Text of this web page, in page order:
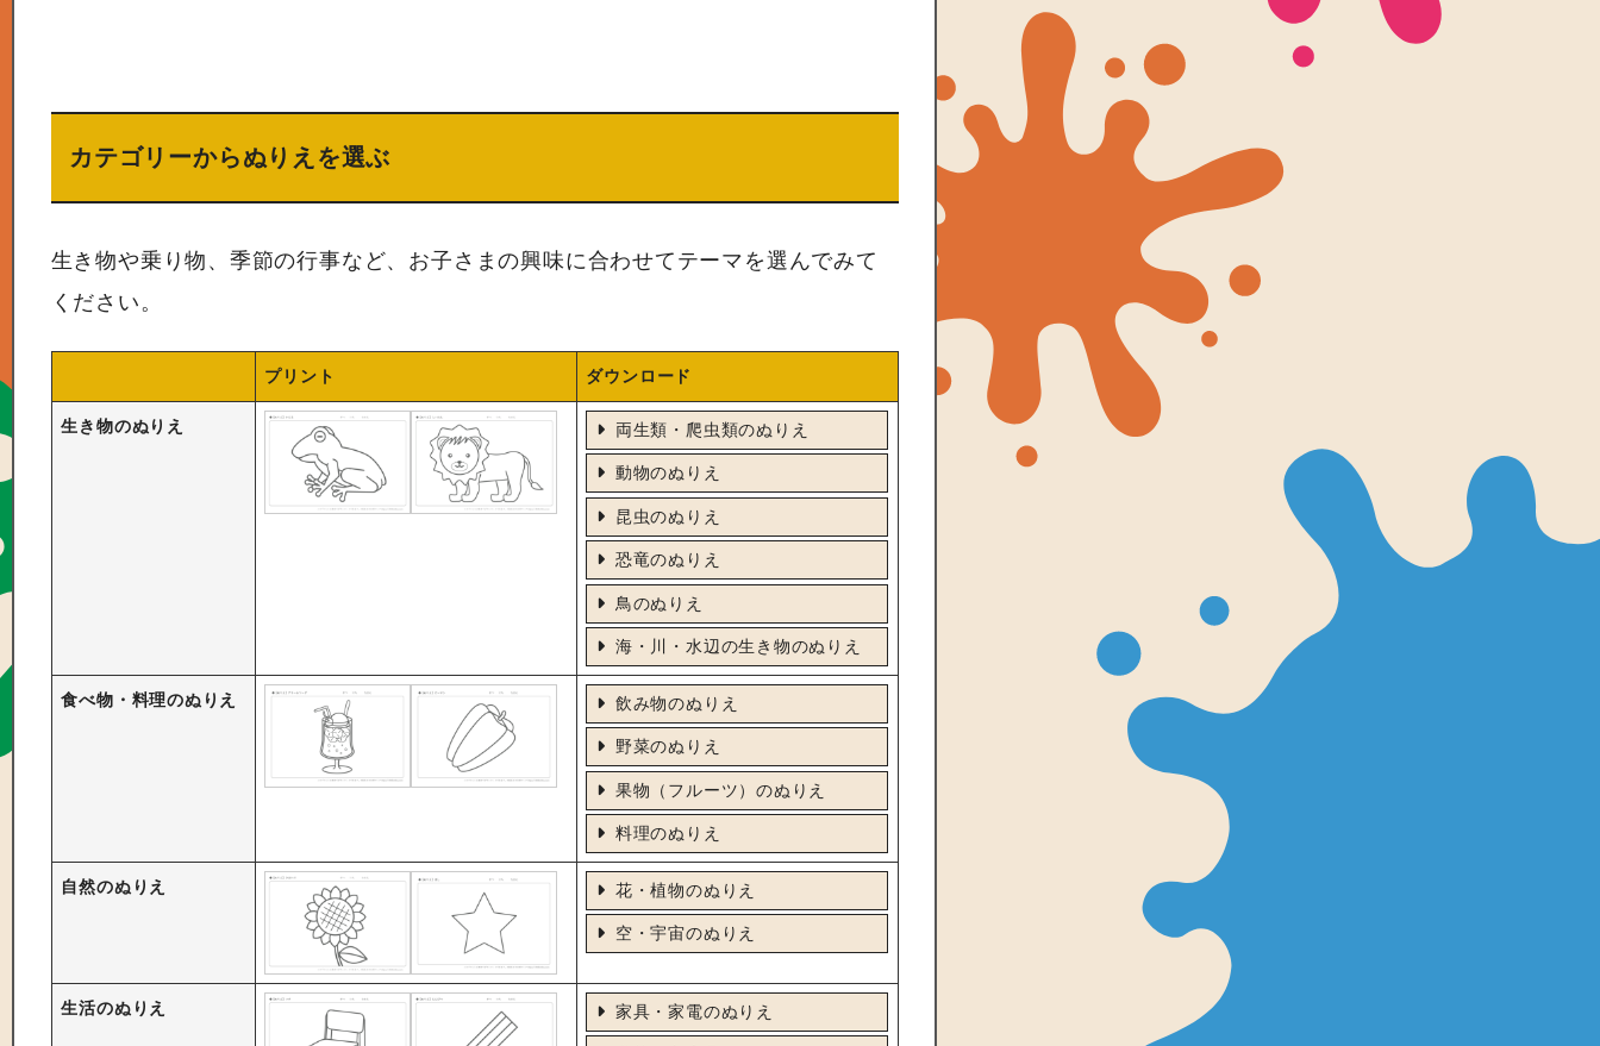
カテゴリーからぬりえを選ぶ
生き物や乗り物、季節の行事など、お子さまの興味に合わせてテーマを選んでみて
ください。
プリント ダウンロード
生き物のぬりえ 両生類・爬虫類のぬりえ
動物のぬりえ
昆虫のぬりえ
恐竜のぬりえ
鳥のぬりえ
海・川・水辺の生き物のぬりえ
食べ物・料理のぬりえ 飲み物のぬりえ
野菜のぬりえ
果物（フルーツ）のぬりえ
料理のぬりえ
自然のぬりえ 花・植物のぬりえ
空・宇宙のぬりえ
生活のぬりえ 家具・家電のぬりえ